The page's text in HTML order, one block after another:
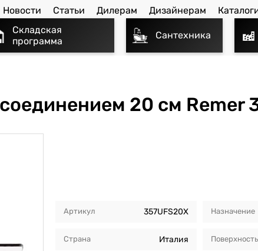
Новости Статьи Дилерам Дизайнерам
Складская
программа
Сантехника
20 см Remer
Артикул 357UFS20X
Страна Италия
Назначение
Поверхность